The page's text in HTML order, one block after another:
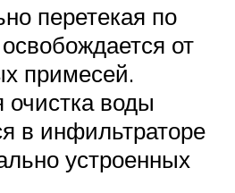
перетекая по
от
примесей.
очистка воды
в инфильтраторе
устроенных